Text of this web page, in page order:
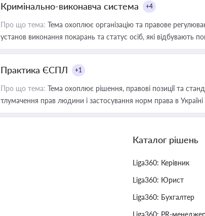
Кримінально-виконавча система +4
Про що тема: Тема охоплює організацію та правове
установ виконання покарань та статус осіб, які відбувають
Практика ЄСПЛ +1
Про що тема: Тема охоплює рішення, правові позиції та
тлумачення прав людини і застосування норм права в Україні
Каталог рішень
Liga360: Керівник
Liga360: Юрист
Liga360: Бухгалтер
Liga360: PR-